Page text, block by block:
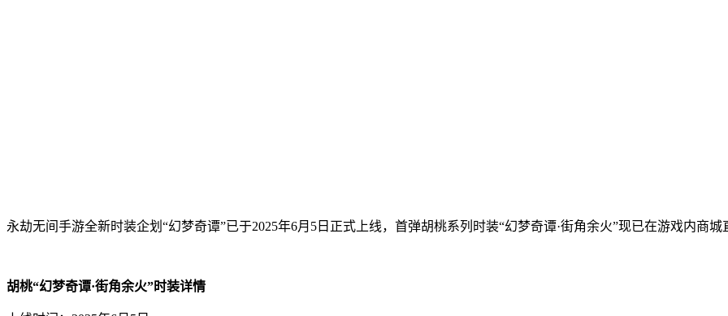
永劫无间手游全新时装企划“幻梦奇谭”已于2025年6月5日正式上线，首弹胡桃系列时装“幻梦奇谭·街角余火”现已在游戏内商城
胡桃“幻梦奇谭·街角余火”时装详情